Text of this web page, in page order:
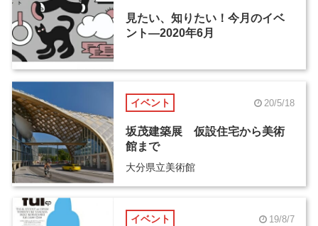
見たい、知りたい！今月のイベ
ント―2020年6月
イベント 20/5/18
坂茂建築展 仮設住宅から美術
館まで
大分県立美術館
イベント 19/8/7